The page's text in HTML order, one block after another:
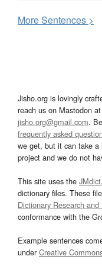
MoreSentences >
Jisho.org is lovingly
reach us on Mastodon at
jisho.org@gmail.com.
frequently asked
we get, but it can take
project and we do not
This site uses the JMdict,
dictionary files. These
Dictionary Research
conformance with the
Example sentences
underCreative